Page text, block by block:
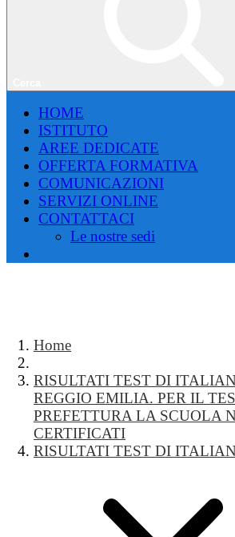
HOME
ISTITUTO
AREE DEDICATE
OFFERTA FORMATIVA
COMUNICAZIONI
SERVIZI ONLINE
CONTATTACI
Le nostre sedi
Home
RISULTATI TEST DI
REGGIO EMILIA. PER IL
PREFETTURA LA SCUOLA
CERTIFICATI
RISULTATI TEST DI